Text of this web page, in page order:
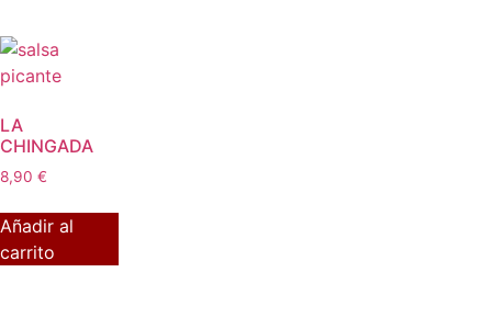
LA
CHINGADA
8,90 €
Añadir al
carrito